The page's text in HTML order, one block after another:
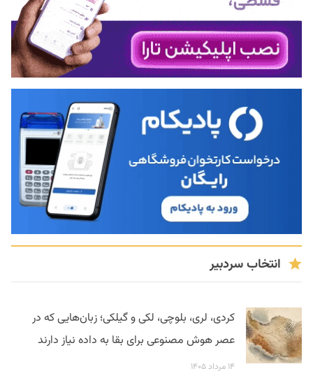
انتخاب سردبیر
کردی، لری، بلوچی، لکی و گیلکی؛ زبان‌هایی که در
عصر هوش مصنوعی برای بقا به داده نیاز دارند
۱۴ مرداد ۱۴۰۵